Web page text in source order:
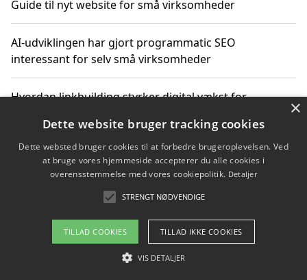
Guide til nyt website for små virksomheder
AI-udviklingen har gjort programmatic SEO
interessant for selv små virksomheder
Hvordan linkbuilding styrker digital vækst for
Sådan har udviklingen inden for genbrug af elektronik
ændret sig
Copyright 2026 - Pilanto Aps
Om / kontakt
×
Dette website bruger tracking cookies
Dette websted bruger cookies til at forbedre brugeroplevelsen. Ved
at bruge vores hjemmeside accepterer du alle cookies i
overensstemmelse med vores cookiepolitik. Detaljer
STRENGT NØDVENDIGE
TILLAD COOKIES TILLAD IKKE COOKIES
VIS DETALJER